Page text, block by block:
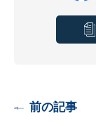
前の記事